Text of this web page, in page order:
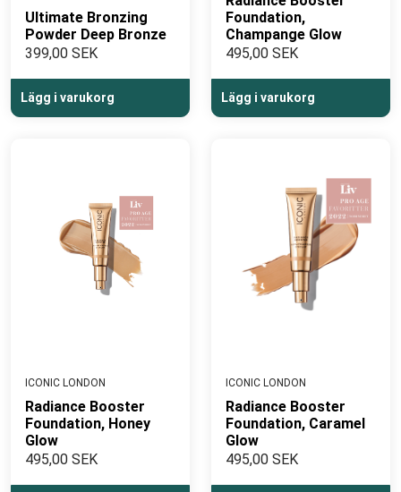
Ultimate Bronzing
Powder Deep Bronze
399,00 SEK
Lägg i varukorg
Foundation,
Champange Glow
495,00 SEK
Lägg i varukorg
ICONIC LONDON
Radiance Booster
Foundation, Honey
Glow
495,00 SEK
ICONIC LONDON
Radiance Booster
Foundation, Caramel
Glow
495,00 SEK